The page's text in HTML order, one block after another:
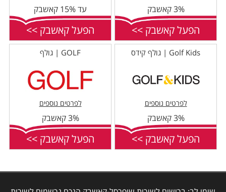
3% קאשבק
הפעל קאשבק >>
עד 15% קאשבק
הפעל קאשבק >>
Golf Kids | גולף קידס
לפרטים נוספים
3% קאשבק
הפעל קאשבק >>
GOLF | גולף
לפרטים נוספים
3% קאשבק
הפעל קאשבק >>